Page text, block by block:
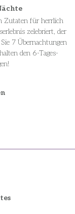
Zutaten für herrlich
zelebriert, der
7 Übernachtungen
den 6-Tages-